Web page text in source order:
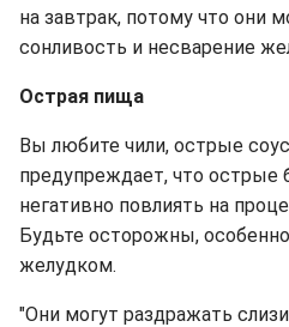
на завтрак, потому что они
сонливость и несварение
Острая пища
Вы любите чили, острые
предупреждает, что острые
негативно повлиять на
Будьте осторожны,
желудком.
"Они могут раздражать